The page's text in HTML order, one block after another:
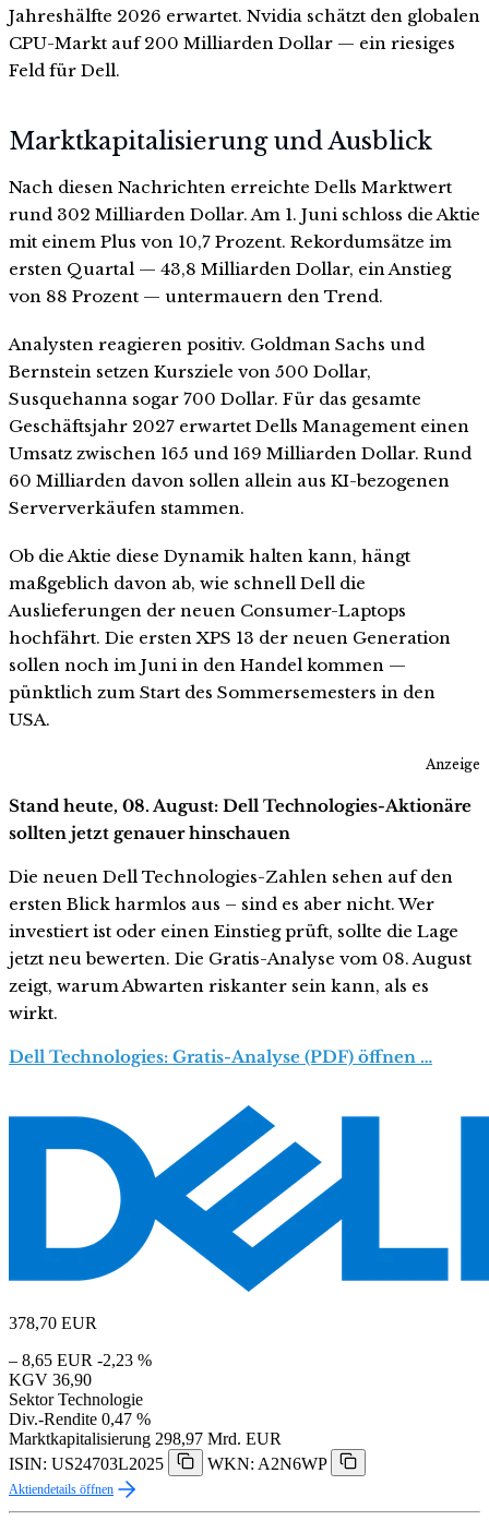
Jahreshälfte 2026 erwartet. Nvidia schätzt den globalen
CPU-Markt auf 200 Milliarden Dollar — ein riesiges
Feld für Dell.
Marktkapitalisierung und Ausblick
Nach diesen Nachrichten erreichte Dells Marktwert
rund 302 Milliarden Dollar. Am 1. Juni schloss die Aktie
mit einem Plus von 10,7 Prozent. Rekordumsätze im
ersten Quartal — 43,8 Milliarden Dollar, ein Anstieg
von 88 Prozent — untermauern den Trend.
Analysten reagieren positiv. Goldman Sachs und
Bernstein setzen Kursziele von 500 Dollar,
Susquehanna sogar 700 Dollar. Für das gesamte
Geschäftsjahr 2027 erwartet Dells Management einen
Umsatz zwischen 165 und 169 Milliarden Dollar. Rund
60 Milliarden davon sollen allein aus KI-bezogenen
Serververkäufen stammen.
Ob die Aktie diese Dynamik halten kann, hängt
maßgeblich davon ab, wie schnell Dell die
Auslieferungen der neuen Consumer-Laptops
hochfährt. Die ersten XPS 13 der neuen Generation
sollen noch im Juni in den Handel kommen —
pünktlich zum Start des Sommersemesters in den
USA.
Anzeige
Stand heute, 08. August: Dell Technologies-Aktionäre
sollten jetzt genauer hinschauen
Die neuen Dell Technologies-Zahlen sehen auf den
ersten Blick harmlos aus – sind es aber nicht. Wer
investiert ist oder einen Einstieg prüft, sollte die Lage
jetzt neu bewerten. Die Gratis-Analyse vom 08. August
zeigt, warum Abwarten riskanter sein kann, als es
wirkt.
Dell Technologies: Gratis-Analyse (PDF) öffnen …
378,70 EUR
– 8,65 EUR -2,23 %
KGV 36,90
Sektor Technologie
Div.-Rendite 0,47 %
Marktkapitalisierung 298,97 Mrd. EUR
ISIN: US24703L2025
WKN: A2N6WP
Aktiendetails öffnen